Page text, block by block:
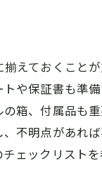
えておくこと
や保証書も準
箱、付属品も
不明点があれ
ェックリスト